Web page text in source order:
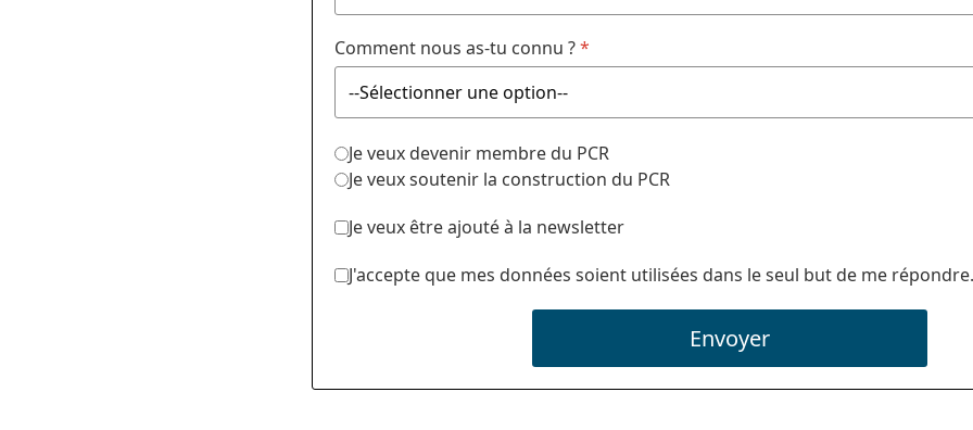
Comment nous as-tu connu ?*
Je veux devenir membre du PCR
Je veux soutenir la construction du PCR
Je veux être ajouté à la newsletter
J'accepte que mes données soient utilisées dans le seul but de me répondre.
Envoyer